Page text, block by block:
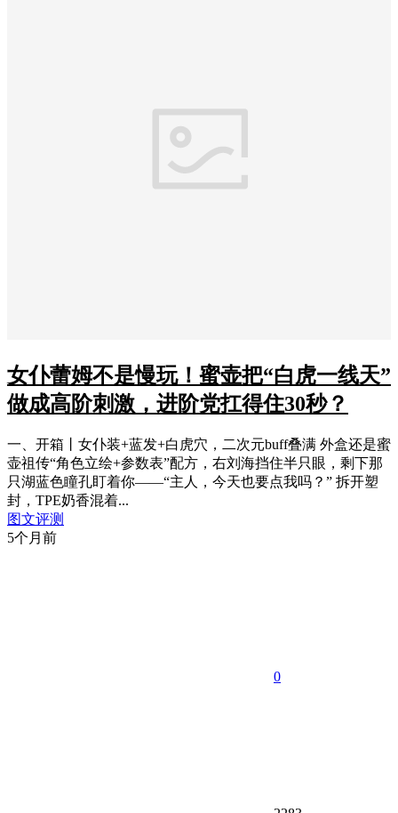
女仆蕾姆不是慢玩！蜜壶把“白虎一线天”
做成高阶刺激，进阶党扛得住30秒？
一、开箱丨女仆装+蓝发+白虎穴，二次元buff叠满 外盒还是蜜
壶祖传“角色立绘+参数表”配方，右刘海挡住半只眼，剩下那
只湖蓝色瞳孔盯着你——“主人，今天也要点我吗？” 拆开塑
封，TPE奶香混着...
图文评测
5个月前
0